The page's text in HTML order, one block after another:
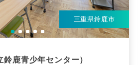
三重県鈴鹿市
鹿青少年センター）